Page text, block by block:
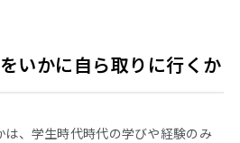
いかに自ら取りに行くか
は、学生時代時代の学びや経験のみ